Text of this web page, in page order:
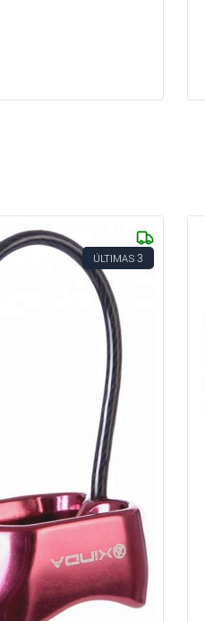
ÚLTIMAS 3